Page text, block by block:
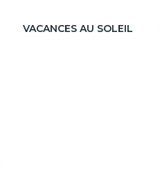
VACANCES AU SOLEIL